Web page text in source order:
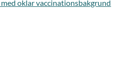
oklar vaccinationsbakgrund